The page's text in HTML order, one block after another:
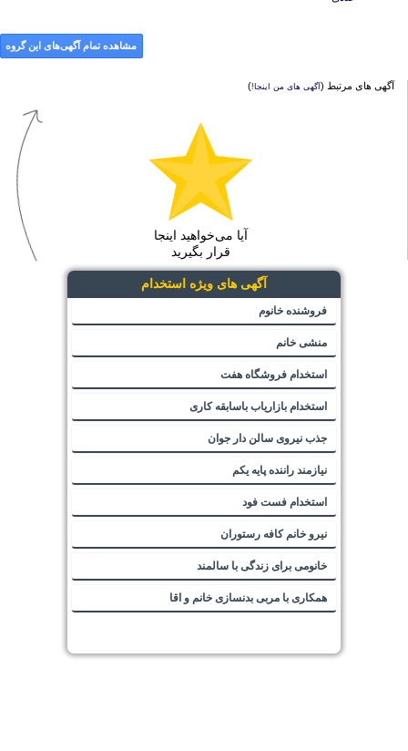
مشاهده تمام آگهی‌های این گروه
آگهی های مرتبط (آگهی های من اینجا!)
آیا می‌خواهید اینجا
قرار بگیرید
آگهی های ویژه استخدام
فروشنده خانوم
منشی خانم
استخدام فروشگاه هفت
استخدام بازاریاب باسابقه کاری
جذب نیروی سالن دار جوان
نیازمند راننده پایه یکم
استخدام فست فود
نیرو خانم کافه رستوران
خانومی برای زندگی با سالمند
همکاری با مربی بدنسازی خانم و اقا